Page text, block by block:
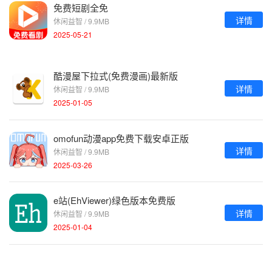
免费短剧全免
休闲益智 / 9.9MB
2025-05-21
详情
酷漫屋下拉式(免费漫画)最新版
休闲益智 / 9.9MB
2025-01-05
详情
omofun动漫app免费下载安卓正版
休闲益智 / 9.9MB
2025-03-26
详情
e站(EhViewer)绿色版本免费版
休闲益智 / 9.9MB
2025-01-04
详情